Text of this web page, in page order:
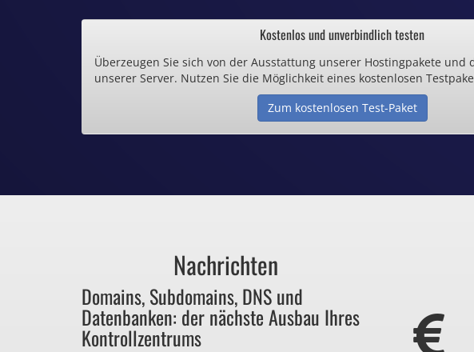
.de und .eu schon ab 0,70€ /
Inklusive .de Domain
Webspace ab 1,25€ / Monat
Günstige SSL-
Bezahlen Sie auch zu
für Dinge, die sie gar nicht
Kostenlos und unverbindlich testen
Überzeugen Sie sich von der Ausstattung unserer Hostingpakete und
unserer Server. Nutzen Sie die Möglichkeit eines kostenlosen
Zum kostenlosen Test-Paket
Nachrichten
Domains, Subdomains, DNS und
Datenbanken: der nächste Ausbau Ihres
Kontrollzentrums